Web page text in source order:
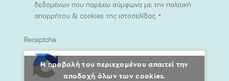
δεδομένων που παρέχω σύμφωνα με την πολιτική
απορρήτου & cookies της ιστοσελίδας.*
Recaptcha
Η προβολή του περιεχομένου απαιτεί την
αποδοχή όλων των cookies.